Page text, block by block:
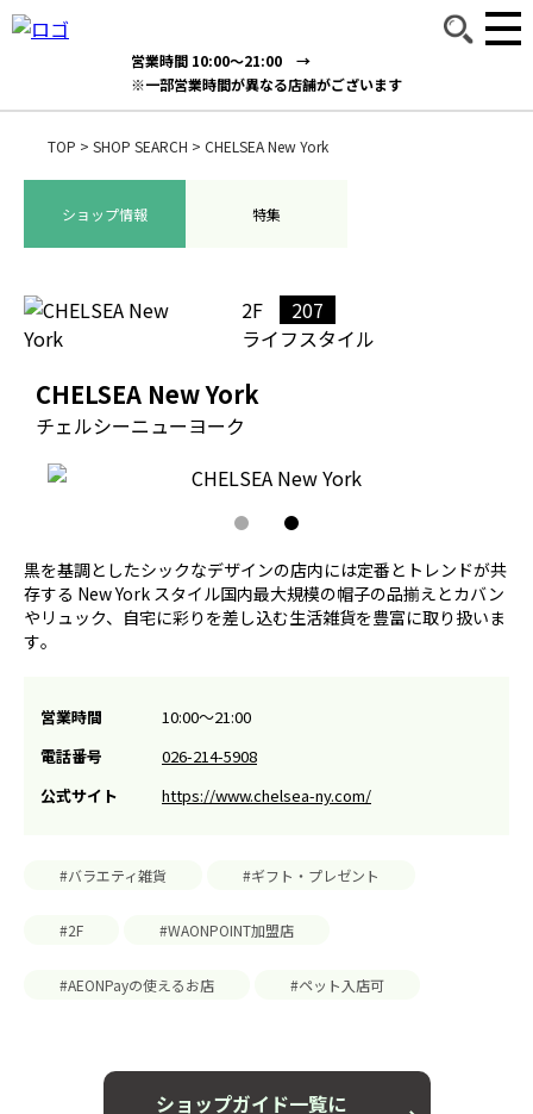
営業時間 10:00～21:00 →
※一部営業時間が異なる店舗がございます
TOP > SHOP SEARCH > CHELSEA New York
ショップ情報 特集
1 2
2F
207
ライフスタイル
CHELSEA New York
チェルシーニューヨーク
黒を基調としたシックなデザインの店内には​定番とトレンドが共
存する New York スタイル国内最大規模の帽子の品揃えとカバン
やリュック、自宅に彩りを差し込む生活雑貨を豊富に​取り扱いま
す​。
営業時間
10:00～21:00
電話番号
026-214-5908
公式サイト
https://www.chelsea-ny.com/
#バラエティ雑貨 #ギフト・プレゼント
#2F #WAONPOINT加盟店
#AEONPayの使えるお店 #ペット入店可
ショップガイド一覧に